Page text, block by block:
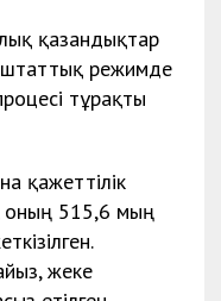
қазандықтар
штаттық режимде
тұрақты
қажеттілік
оның 515,6 мың
жеке